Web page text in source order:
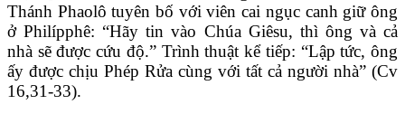
Thánh Phaolô tuyên bố với viên cai ngục canh giữ ông
ở Philípphê: “Hãy tin vào Chúa Giêsu, thì ông và cả
nhà sẽ được cứu độ.” Trình thuật kể tiếp: “Lập tức, ông
ấy được chịu Phép Rửa cùng với tất cả người nhà” (Cv
16,31-33).